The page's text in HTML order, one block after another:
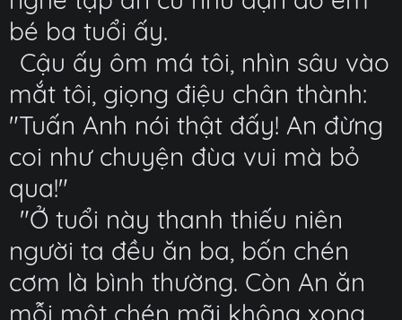
bé ba tuổi ấy.
Cậu ấy ôm má tôi, nhìn sâu vào
mắt tôi, giọng điệu chân thành:
"Tuấn Anh nói thật đấy! An đừng
coi như chuyện đùa vui mà bỏ
qua!"
"Ở tuổi này thanh thiếu niên
người ta đều ăn ba, bốn chén
cơm là bình thường. Còn An ăn
mỗi một chén mãi không xong.